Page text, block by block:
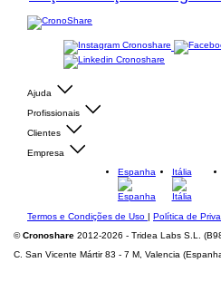
Ajuda
Profissionais
Clientes
Empresa
Espanha
Itália
Termos e Condições de Uso | Política de
©Cronoshare 2012-2026 - Tridea Labs S.L.
C. San Vicente Mártir 83 - 7 M, Valencia